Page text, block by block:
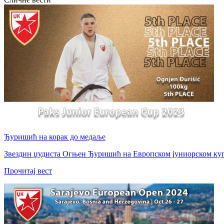
Ђуришић на корак до медаље
Звездин џудиста Огњен Ђуришић на Европском јуниорском
Прочитај вест